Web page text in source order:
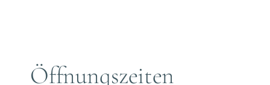
Öffnungszeiten